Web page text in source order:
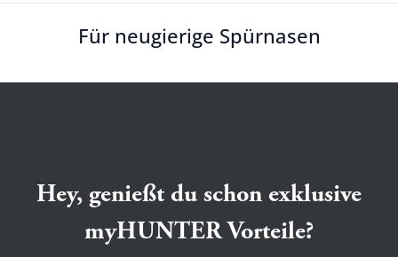
Für neugierige Spürnasen
Hey, genießt du schon exklusive
myHUNTER Vorteile?